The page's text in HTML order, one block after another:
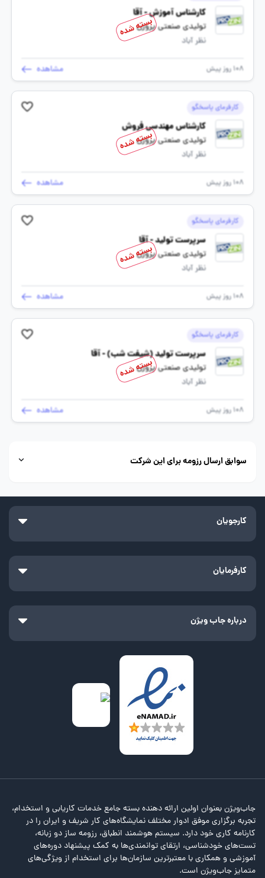
کارشناس آموزش - آقا
تولیدی صنعتی پروزن
نظر آباد
108 روز پیش مشاهده
بسته شده
کارفرمای پاسخگو
کارشناس مهندسی فروش
تولیدی صنعتی پروزن
نظر آباد
108 روز پیش مشاهده
بسته شده
کارفرمای پاسخگو
سرپرست تولید - آقا
تولیدی صنعتی پروزن
نظر آباد
108 روز پیش مشاهده
بسته شده
کارفرمای پاسخگو
سرپرست تولید (شیفت شب) - آقا
تولیدی صنعتی پروزن
نظر آباد
108 روز پیش مشاهده
بسته شده
سوابق ارسال رزومه برای این شرکت
کارجویان
کارفرمایان
درباره جاب ویژن
جاب‌ویژن بعنوان اولین ارائه دهنده بسته جامع خدمات کاریابی و استخدام،
تجربه برگزاری موفق ادوار مختلف نمایشگاه‌های کار شریف و ایران را در
کارنامه کاری خود دارد. سیستم هوشمند انطباق، رزومه ساز دو زبانه،
تست‌های خودشناسی، ارتقای توانمندی‌ها به کمک پیشنهاد دوره‌های
آموزشی و همکاری با معتبرترین سازمان‌ها برای استخدام از ویژگی‌های
متمایز جاب‌ویژن است.